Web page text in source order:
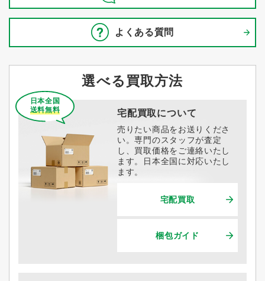
よくある質問
選べる買取方法
宅配買取について
日本全国
送料無料
売りたい商品をお送りくださ
い。専門のスタッフが査定
し、買取価格をご連絡いたし
ます。日本全国に対応いたし
ます。
宅配買取
梱包ガイド